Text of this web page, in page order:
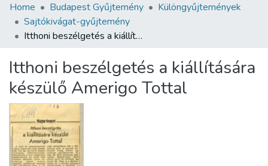
Communities & Collections
All of DSpace
About us
Home Budapest Gyűjtemény
Különgyűjtemények
Sajtókivágat-gyűjtemény
Itthoni beszélgetés a kiállítására készülő Amerigo Tottal
Itthoni beszélgetés a kiállítására
készülő Amerigo Tottal